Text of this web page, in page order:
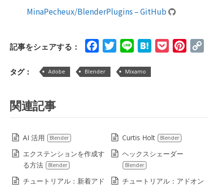
MinaPecheux/BlenderPlugins – GitHub
記事をシェアする： FacebookTwitterLine HatenaPocket
タグ： Adobe Blender Mixamo
関連記事
AI 活用 Blender Curtis Holt Blender
エクステンションを作成す
る方法
Blender
ヘックスシェーダー
Blender
チュートリアル：新着アド
チュートリアル：アドオン